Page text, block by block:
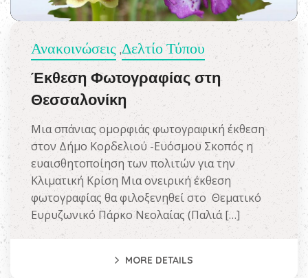
Ανακοινώσεις ,Δελτίο Τύπου
Έκθεση Φωτογραφίας στη
Θεσσαλονίκη
Μια σπάνιας ομορφιάς φωτογραφική έκθεση
στον Δήμο Κορδελιού -Ευόσμου Σκοπός η
ευαισθητοποίηση των πολιτών για την
Κλιματική Κρίση Μια ονειρική έκθεση
φωτογραφίας θα φιλοξενηθεί στο Θεματικό
Ευρυζωνικό Πάρκο Νεολαίας (Παλιά […]
MORE DETAILS